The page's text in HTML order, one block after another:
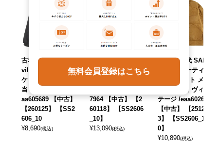
古着 70年代 Louis
ville ナイロンジャ
ケット メンズM相
当 ヴィンテージ /e
aa605689 【中古】
【260125】 【SS2
606_10
¥8,690(税込)
co ダウンジャケッ
7964 【中古】 【2
60118】 【SS2606
_10】
¥13,090(税込)
古着 70年代 SAFT
BAK シューティン
グジャケット メン
ズXXL相当 ヴィン
テージ /eaa602699
【中古】 【25120
3】 【SS2606_1
0】
¥10,890(税込)
無料会員登録はこちら